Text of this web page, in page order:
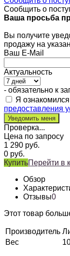
Сообщить о
Ваша просьба
Вы получите
продажу на
Ваш E-Mail
Актуальность
- обязательно к
Я
предоставления
Проверка...
Цена по запросу
1 290 руб.
0 руб.
КупитьПерейти в
Обзор
Отзывы0
Этот товар
Производитель
Вес